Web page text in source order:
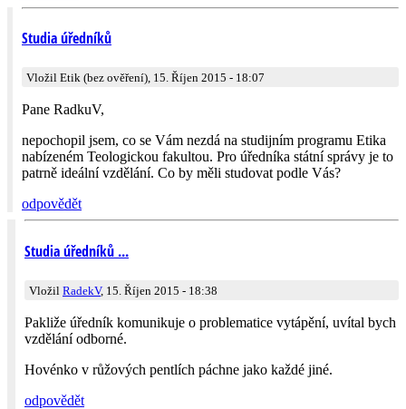
Studia úředníků
Vložil Etik (bez ověření), 15. Říjen 2015 - 18:07
Pane RadkuV,
nepochopil jsem, co se Vám nezdá na studijním programu Etika
nabízeném Teologickou fakultou. Pro úředníka státní správy je to
patrně ideální vzdělání. Co by měli studovat podle Vás?
odpovědět
Studia úředníků ...
Vložil RadekV, 15. Říjen 2015 - 18:38
Pakliže úředník komunikuje o problematice vytápění, uvítal bych
vzdělání odborné.
Hovénko v růžových pentlích páchne jako každé jiné.
odpovědět